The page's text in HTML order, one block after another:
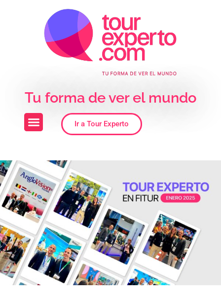
Tu forma de ver el mundo
Ir a Tour Experto